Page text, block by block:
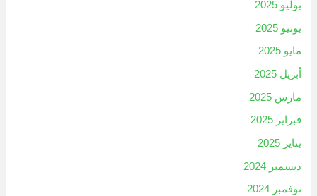
يوليو 2025
يونيو 2025
مايو 2025
أبريل 2025
مارس 2025
فبراير 2025
يناير 2025
ديسمبر 2024
نوفمبر 2024